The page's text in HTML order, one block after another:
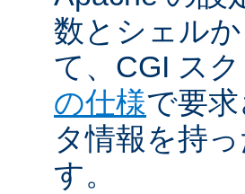
数とシェル
て、CGI ス
の仕様で要
タ情報を持
す。